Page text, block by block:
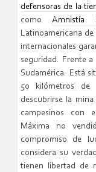
defensoras de la
como Amnistía
Latinoamericana
internacionales
seguridad. Frente
Sudamérica. Está
50 kilómetros de
descubrirse la
campesinos con
Máxima no
compromiso de
considera su
tienen libertad de